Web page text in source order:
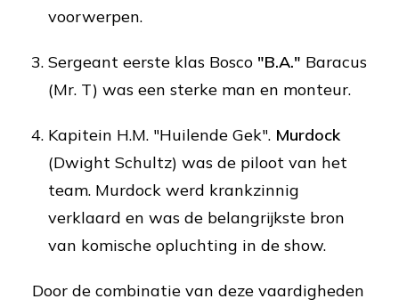
voorwerpen.
Sergeant eerste klas Bosco "B.A." Baracus
(Mr. T) was een sterke man en monteur.
Kapitein H.M. "Huilende Gek". Murdock
(Dwight Schultz) was de piloot van het
team. Murdock werd krankzinnig
verklaard en was de belangrijkste bron
van komische opluchting in de show.
Door de combinatie van deze vaardigheden